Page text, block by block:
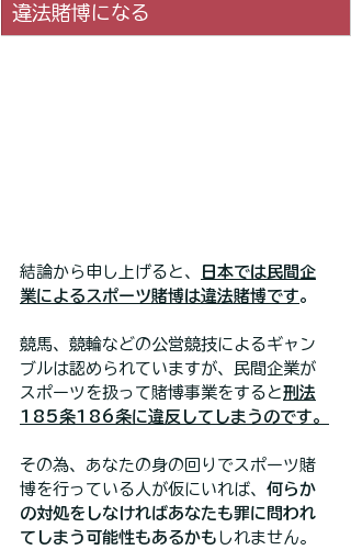
違法賭博になる
結論から申し上げると、
日本では民間企
業によるスポーツ賭博は違法賭博です。
競馬、競輪などの公営競技によるギャン
ブルは認められていますが、民間企業が
スポーツを扱って賭博事業をすると刑法
185条186条に違反してしまうのです。
その為、あなたの身の回りでスポーツ賭
博を行っている人が仮にいれば、 何らか
の対処をしなければあなたも罪に問われ
てしまう可能性もあるかも しれません。